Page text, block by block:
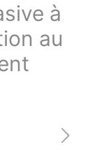
à
au